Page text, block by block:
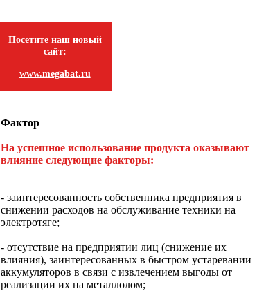
Посетите наш новый
сайт:
www.megabat.ru
Фактор
На успешное использование продукта оказывают
влияние следующие факторы:
- заинтересованность собственника предприятия в
снижении расходов на обслуживание техники на
электротяге;
- отсутствие на предприятии лиц (снижение их
влияния), заинтересованных в быстром устаревании
аккумуляторов в связи с извлечением выгоды от
реализации их на металлолом;